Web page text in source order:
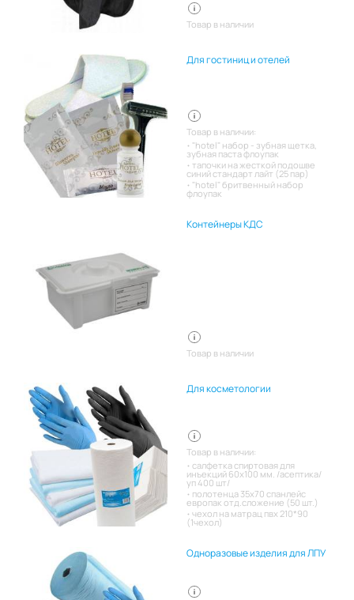
Товар в наличии
Для гостиниц и отелей
Товар в наличии:
"hotel" набор - зубная щетка,
зубная паста флоупак
тапочки на жесткой подошве
синий стандарт лайт (25 пар)
"hotel" бритвенный набор
флоупак
Контейнеры КДС
Товар в наличии
Для косметологии
Товар в наличии:
салфетка спиртовая для
инъекций 60х100 мм. /асептика/
уп 400 шт/
полотенца 35х70 спанлейс
европак отд.сложение (50 шт.)
чехол на матрац пвх 210*90
(1чехол)
Одноразовые изделия для ЛПУ